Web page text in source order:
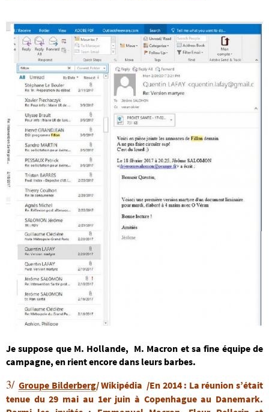
Je suppose que M. Hollande, M. Macron et sa fine équipe de
campagne, en rient encore dans leurs barbes.
3/ Groupe Bilderberg/ Wikipédia /En 2014 : La réunion s’était
tenue du29 mai au 1er juin à Copenhague au Danemark.